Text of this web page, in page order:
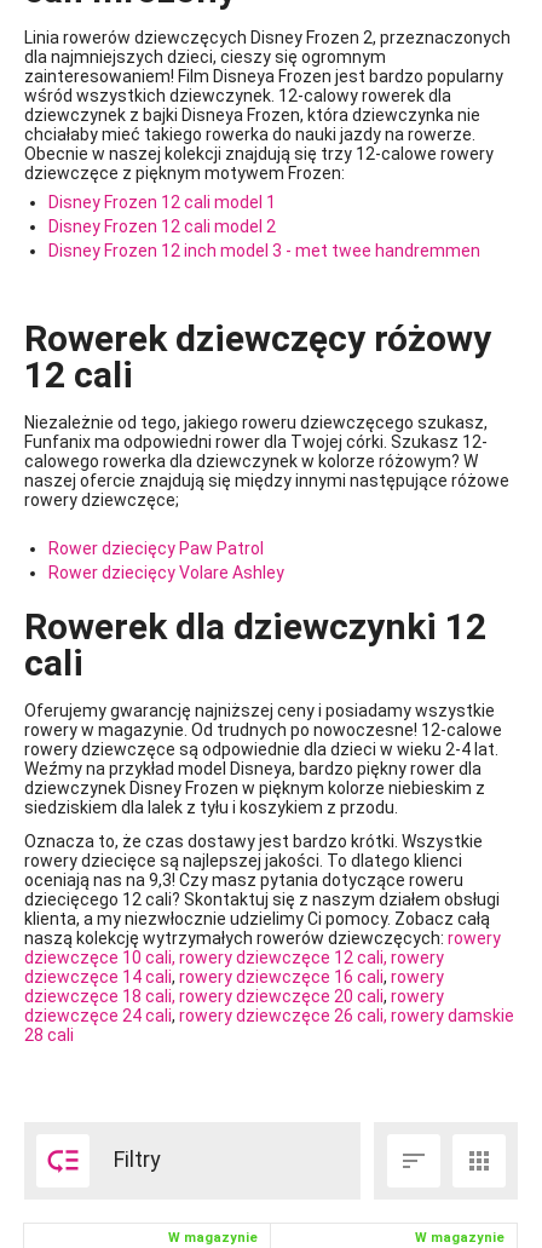
Linia rowerów dziewczęcych Disney Frozen 2, przeznaczonych
dla najmniejszych dzieci, cieszy się ogromnym
zainteresowaniem! Film Disneya Frozen jest bardzo popularny
wśród wszystkich dziewczynek. 12-calowy rowerek dla
dziewczynek z bajki Disneya Frozen, która dziewczynka nie
chciałaby mieć takiego rowerka do nauki jazdy na rowerze.
Obecnie w naszej kolekcji znajdują się trzy 12-calowe rowery
dziewczęce z pięknym motywem Frozen:
Disney Frozen 12 cali model 1
Disney Frozen 12 cali model 2
Disney Frozen 12 inch model 3 - met twee handremmen
Rowerek dziewczęcy różowy
12 cali
Niezależnie od tego, jakiego roweru dziewczęcego szukasz,
Funfanix ma odpowiedni rower dla Twojej córki. Szukasz 12-
calowego rowerka dla dziewczynek w kolorze różowym? W
naszej ofercie znajdują się między innymi następujące różowe
rowery dziewczęce;
Rower dziecięcy Paw Patrol
Rower dziecięcy Volare Ashley
Rowerek dla dziewczynki 12
cali
Oferujemy gwarancję najniższej ceny i posiadamy wszystkie
rowery w magazynie. Od trudnych po nowoczesne! 12-calowe
rowery dziewczęce są odpowiednie dla dzieci w wieku 2-4 lat.
Weźmy na przykład model Disneya, bardzo piękny rower dla
dziewczynek Disney Frozen w pięknym kolorze niebieskim z
siedziskiem dla lalek z tyłu i koszykiem z przodu.
Oznacza to, że czas dostawy jest bardzo krótki. Wszystkie
rowery dziecięce są najlepszej jakości. To dlatego klienci
oceniają nas na 9,3! Czy masz pytania dotyczące roweru
dziecięcego 12 cali? Skontaktuj się z naszym działem obsługi
klienta, a my niezwłocznie udzielimy Ci pomocy. Zobacz całą
naszą kolekcję wytrzymałych rowerów dziewczęcych: rowery
dziewczęce 10 cali, rowery dziewczęce 12 cali, rowery
dziewczęce 14 cali, rowery dziewczęce 16 cali, rowery
dziewczęce 18 cali, rowery dziewczęce 20 cali, rowery
dziewczęce 24 cali, rowery dziewczęce 26 cali, rowery damskie
28 cali
 Filtry  
W magazynie W magazynie